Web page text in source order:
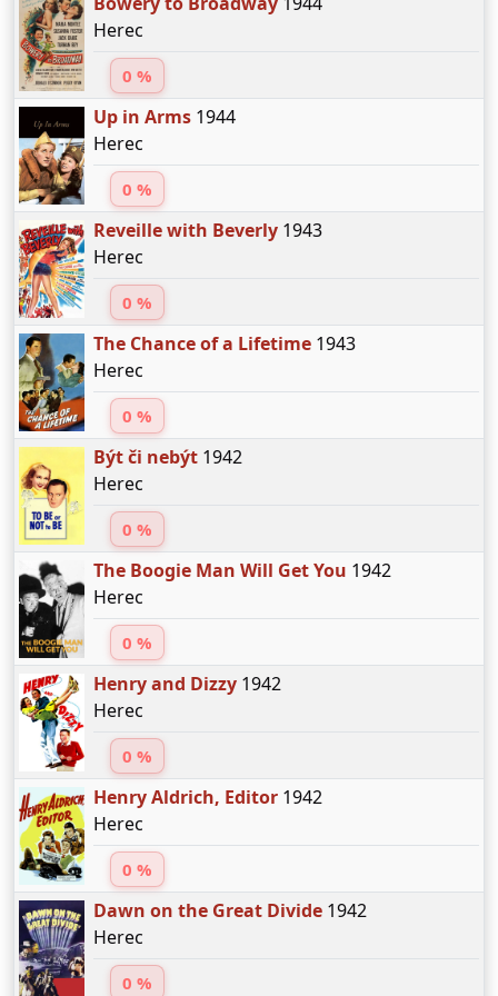
Herec
0 %
Up in Arms1944
Herec
0 %
Reveille with Beverly1943
Herec
0 %
The Chance of a Lifetime1943
Herec
0 %
Být či nebýt1942
Herec
0 %
The Boogie Man Will Get You 1942
Herec
0 %
Henry and Dizzy1942
Herec
0 %
Henry Aldrich, Editor1942
Herec
0 %
Dawn on the Great Divide1942
Herec
0 %